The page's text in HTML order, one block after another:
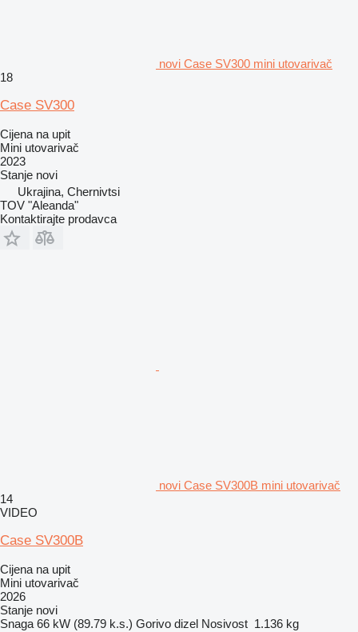
novi Case SV300 mini utovarivač
18
Case SV300
Cijena na upit
Mini utovarivač
2023
Stanje novi
Ukrajina, Chernivtsi
TOV "Aleanda"
Kontaktirajte prodavca
novi Case SV300B mini utovarivač
14
VIDEO
Case SV300B
Cijena na upit
Mini utovarivač
2026
Stanje novi
Snaga 66 kW (89.79 k.s.) Gorivo dizel Nosivost 1.136 kg